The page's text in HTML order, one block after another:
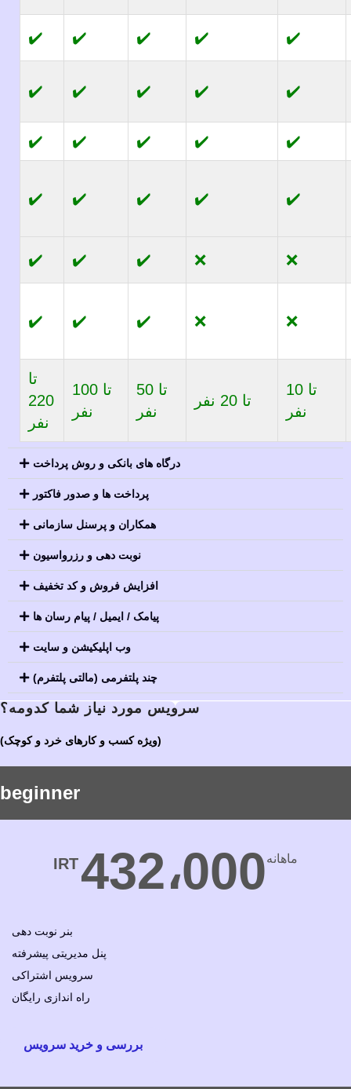
✔️
✔️
✔️
✔️
✔️
✔️
✔️
✔️
✔️
✔️
✔️
✔️
✔️
✔️
✔️
✔️
✔️
✔️
✔️
✔️
❌
❌
✔️
✔️
✔️
❌
❌
✔️
✔️
✔️
تا 10
نفر
تا 20 نفر
تا 50
نفر
تا 100
نفر
تا
220
نفر
درگاه های بانکی و روش پرداخت
پرداخت ها و صدور فاکتور
همکاران و پرسنل سازمانی
نوبت دهی و رزرواسیون
افزایش فروش و کد تخفیف
پیامک / ایمیل / پیام رسان ها
وب اپلیکیشن و سایت
چند پلتفرمی (مالتی پلتفرم)
سرویس مورد نیاز شما کدومه؟
(ویژه کسب و کارهای خرد و کوچک)
beginner
IRT432،000ماهانه
بنر نوبت دهی
پنل مدیریتی پیشرفته
سرویس اشتراکی
راه اندازی رایگان
بررسی و خرید سرویس